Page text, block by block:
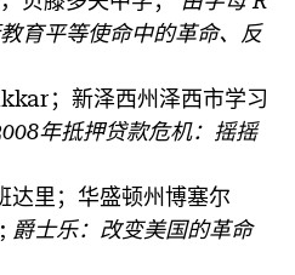
育平等使命中的革命、反
；新泽西州泽西市学习
年抵押贷款危机：摇摇
达里；华盛顿州博塞尔
爵士乐：改变美国的革命